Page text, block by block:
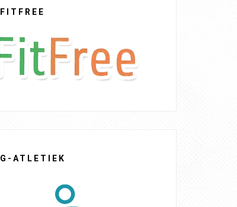
FITFREE
G-ATLETIEK